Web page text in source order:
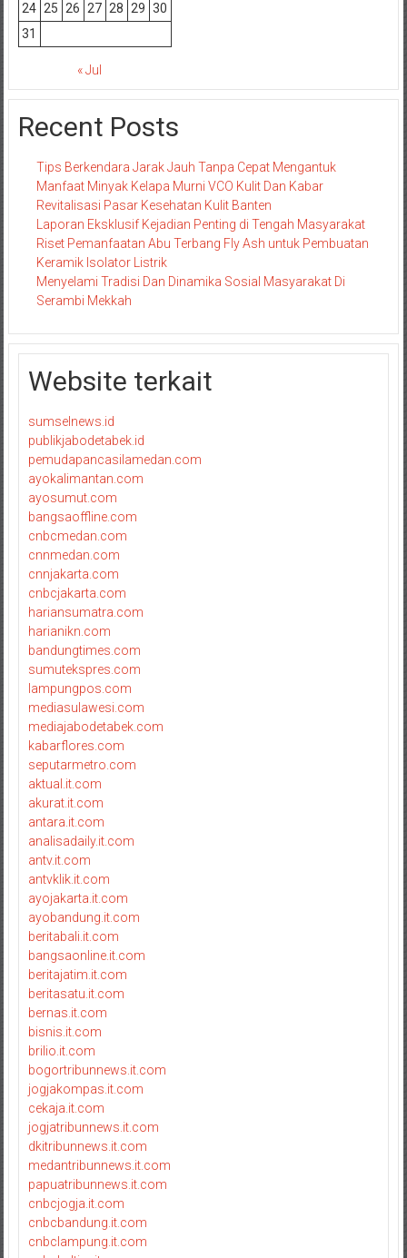
24 25 26 27 28 29 30
31
« Jul
Recent Posts
Tips Berkendara Jarak Jauh Tanpa Cepat Mengantuk
Manfaat Minyak Kelapa Murni VCO Kulit Dan Kabar
Revitalisasi Pasar Kesehatan Kulit Banten
Laporan Eksklusif Kejadian Penting di Tengah Masyarakat
Riset Pemanfaatan Abu Terbang Fly Ash untuk Pembuatan
Keramik Isolator Listrik
Menyelami Tradisi Dan Dinamika Sosial Masyarakat Di
Serambi Mekkah
Website terkait
sumselnews.id
publikjabodetabek.id
pemudapancasilamedan.com
ayokalimantan.com
ayosumut.com
bangsaoffline.com
cnbcmedan.com
cnnmedan.com
cnnjakarta.com
cnbcjakarta.com
hariansumatra.com
harianikn.com
bandungtimes.com
sumutekspres.com
lampungpos.com
mediasulawesi.com
mediajabodetabek.com
kabarflores.com
seputarmetro.com
aktual.it.com
akurat.it.com
antara.it.com
analisadaily.it.com
antv.it.com
antvklik.it.com
ayojakarta.it.com
ayobandung.it.com
beritabali.it.com
bangsaonline.it.com
beritajatim.it.com
beritasatu.it.com
bernas.it.com
bisnis.it.com
brilio.it.com
bogortribunnews.it.com
jogjakompas.it.com
cekaja.it.com
jogjatribunnews.it.com
dkitribunnews.it.com
medantribunnews.it.com
papuatribunnews.it.com
cnbcjogja.it.com
cnbcbandung.it.com
cnbclampung.it.com